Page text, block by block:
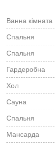
Ванна кімната
Спальня
Спальня
Гардеробна
Хол
Сауна
Спальня
Мансарда